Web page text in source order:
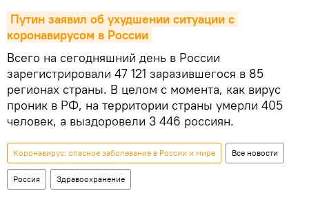
Путин заявил об ухудшении ситуации с
коронавирусом в России
Всего на сегодняшний день в России
зарегистрировали 47 121 заразившегося в 85
регионах страны. В целом с момента, как вирус
проник в РФ, на территории страны умерли 405
человек, а выздоровели 3 446 россиян.
Коронавирус: опасное заболевание в России и мире Все новости
Россия Здравоохранение